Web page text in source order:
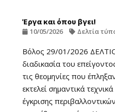
Έργα και όπου βγει!
10/05/2026 Δελτία
Βόλος 29/01/2026
διαδικασία του
τις θεομηνίες που
εκτελεί σημαντικά
έγκρισης